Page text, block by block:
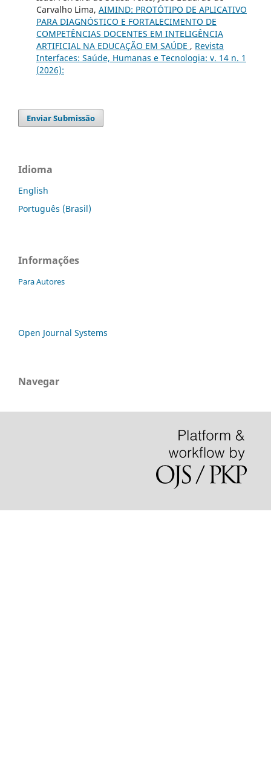
Carvalho Lima, AIMIND: PROTÓTIPO DE APLICATIVO
PARA DIAGNÓSTICO E FORTALECIMENTO DE
COMPETÊNCIAS DOCENTES EM INTELIGÊNCIA
ARTIFICIAL NA EDUCAÇÃO EM SAÚDE , Revista
Interfaces: Saúde, Humanas e Tecnologia: v. 14 n. 1
(2026):
Enviar Submissão
Idioma
English
Português (Brasil)
Informações
Para Autores
Open Journal Systems
Navegar